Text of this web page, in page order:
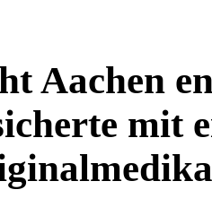
Aachen
mit